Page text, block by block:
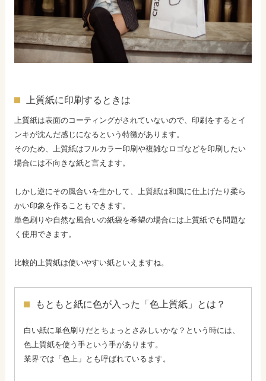
上質紙に印刷するときは
上質紙は表面のコーティングがされていないので、印刷をするとイ
ンキが沈んだ感じになるという特徴があります。
そのため、上質紙はフルカラー印刷や複雑なロゴなどを印刷したい
場合には不向きな紙と言えます。
しかし逆にその風合いを生かして、上質紙は和風に仕上げたり柔ら
かい印象を作ることもできます。
単色刷りや自然な風合いの紙袋を希望の場合には上質紙でも問題な
く使用できます。
比較的上質紙は使いやすい紙といえますね。
もともと紙に色が入った「色上質紙」とは？
白い紙に単色刷りだとちょっとさみしいかな？という時には、
色上質紙を使う手という手があります。
業界では「色上」とも呼ばれているます。